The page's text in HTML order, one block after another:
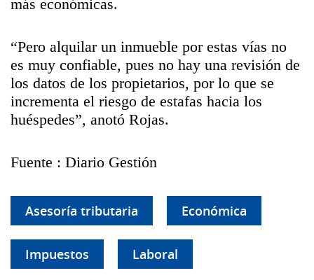
más económicas.
“Pero alquilar un inmueble por estas vías no
es muy confiable, pues no hay una revisión de
los datos de los propietarios, por lo que se
incrementa el riesgo de estafas hacia los
huéspedes”, anotó Rojas.
Fuente : Diario Gestión
Asesoría tributaria Económica
Impuestos Laboral